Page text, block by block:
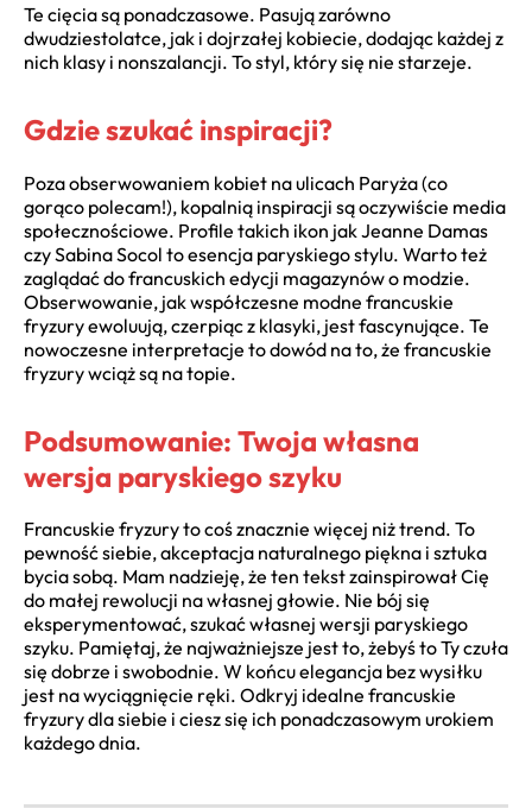
Te cięcia są ponadczasowe. Pasują zarówno
dwudziestolatce, jak i dojrzałej kobiecie, dodając każdej z
nich klasy i nonszalancji. To styl, który się nie starzeje.
Gdzie szukać inspiracji?
Poza obserwowaniem kobiet na ulicach Paryża (co
gorąco polecam!), kopalnią inspiracji są oczywiście media
społecznościowe. Profile takich ikon jak Jeanne Damas
czy Sabina Socol to esencja paryskiego stylu. Warto też
zaglądać do francuskich edycji magazynów o modzie.
Obserwowanie, jak współczesne modne francuskie
fryzury ewoluują, czerpiąc z klasyki, jest fascynujące. Te
nowoczesne interpretacje to dowód na to, że francuskie
fryzury wciąż są na topie.
Podsumowanie: Twoja własna
wersja paryskiego szyku
Francuskie fryzury to coś znacznie więcej niż trend. To
pewność siebie, akceptacja naturalnego piękna i sztuka
bycia sobą. Mam nadzieję, że ten tekst zainspirował Cię
do małej rewolucji na własnej głowie. Nie bój się
eksperymentować, szukać własnej wersji paryskiego
szyku. Pamiętaj, że najważniejsze jest to, żebyś to Ty czuła
się dobrze i swobodnie. W końcu elegancja bez wysiłku
jest na wyciągnięcie ręki. Odkryj idealne francuskie
fryzury dla siebie i ciesz się ich ponadczasowym urokiem
każdego dnia.